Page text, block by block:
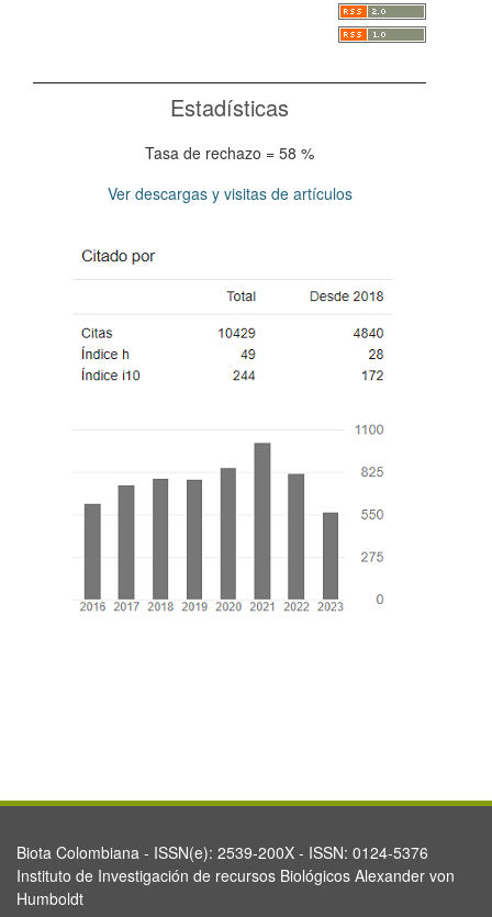
Estadísticas
Tasa de rechazo = 58 %
Ver descargas y visitas de artículos
Biota Colombiana - ISSN(e): 2539-200X - ISSN: 0124-5376
Instituto de Investigación de recursos Biológicos Alexander von
Humboldt